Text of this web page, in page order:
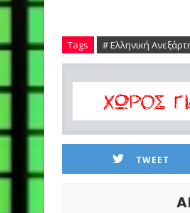
Tags # Ελληνική
TWEET